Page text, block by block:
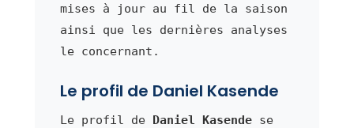
mises à jour au fil de la saison
ainsi que les dernières analyses
le concernant.
Le profil de Daniel Kasende
Le profil de Daniel Kasendese